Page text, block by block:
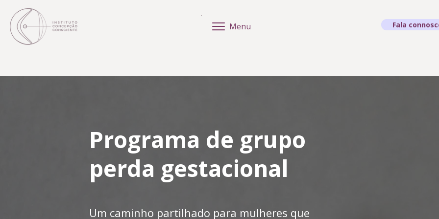
Menu Fala
Programa de grupo
perda gestacional
Um caminho partilhado para mulheres que